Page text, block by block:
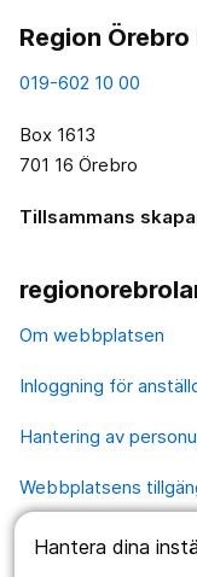
Hantera dina
Region Örebro
019-602 10 00
Box 1613
701 16 Örebro
Tillsammans
Om webbplatsen
Inloggning för
Hantering av
Webbplatsens
Våra